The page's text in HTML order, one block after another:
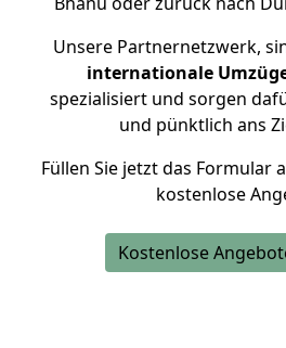
Unsere Partnernetzwerk,
internationale
spezialisiert und sorgen
und pünktlich ans
Füllen Sie jetzt das Formular
kostenlose
Kostenlose